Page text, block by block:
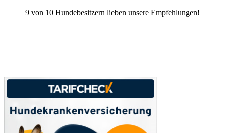
9 von 10 Hundebesitzern lieben unsere Empfehlungen!